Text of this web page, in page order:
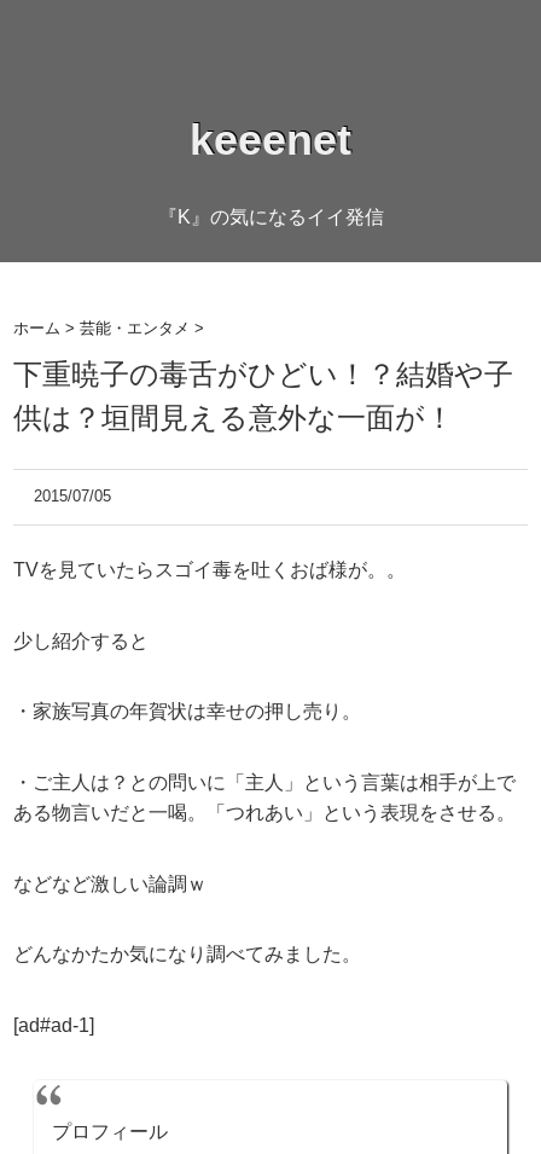
keeenet
『K』の気になるイイ発信
ホーム >芸能・エンタメ >
下重暁子の毒舌がひどい！？結婚や子
供は？垣間見える意外な一面が！
2015/07/05
TVを見ていたらスゴイ毒を吐くおば様が。。
少し紹介すると
・家族写真の年賀状は幸せの押し売り。
・ご主人は？との問いに「主人」という言葉は相手が上で
ある物言いだと一喝。「つれあい」という表現をさせる。
などなど激しい論調ｗ
どんなかたか気になり調べてみました。
[ad#ad-1]
プロフィール